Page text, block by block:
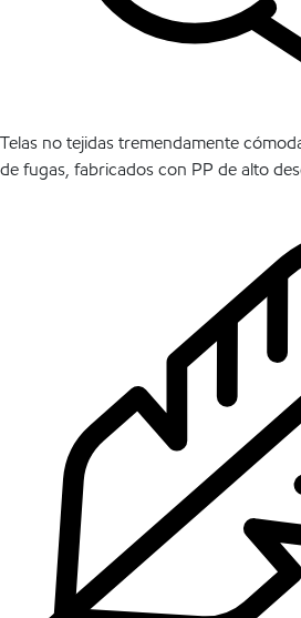
Telas no tejidas tremendamente
de fugas, fabricados con PP de alto